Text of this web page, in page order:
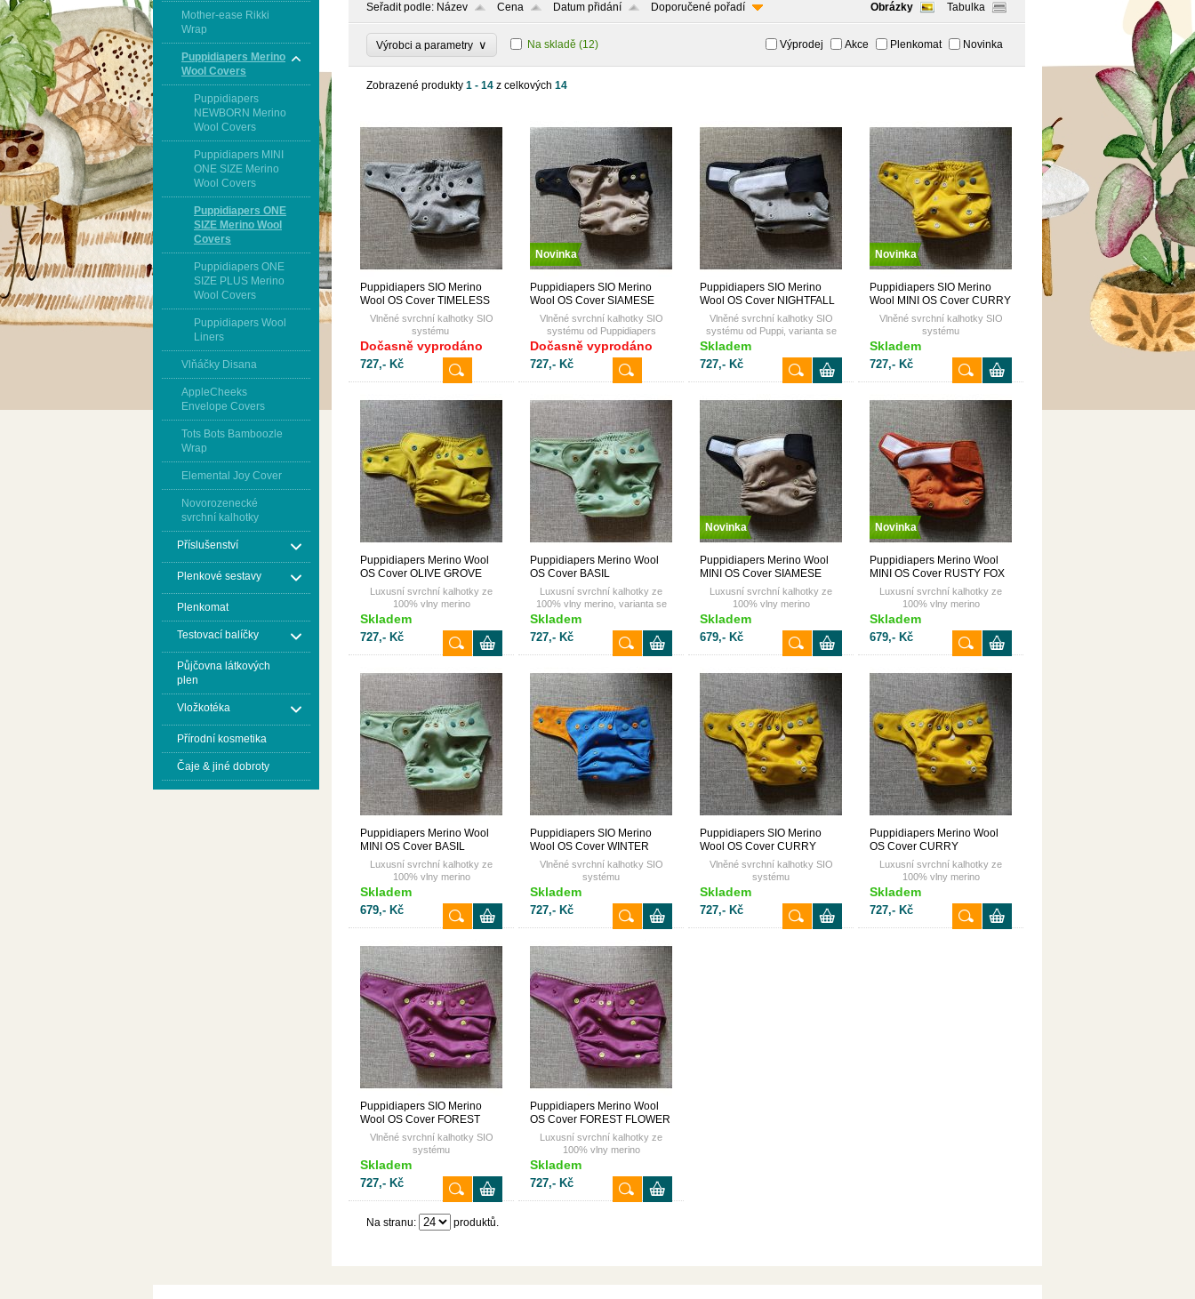
Mother-ease Rikki
Wrap
Puppidiapers Merino
Wool Covers
Puppidiapers
NEWBORN Merino
Wool Covers
Puppidiapers MINI
ONE SIZE Merino
Wool Covers
Puppidiapers ONE
SIZE Merino Wool
Covers
Puppidiapers ONE
SIZE PLUS Merino
Wool Covers
Puppidiapers Wool
Liners
Vlňáčky Disana
AppleCheeks
Envelope Covers
Tots Bots Bamboozle
Wrap
Elemental Joy Cover
Novorozenecké
svrchní kalhotky
Příslušenství
Plenkové sestavy
Plenkomat
Testovací balíčky
Půjčovna látkových
plen
Vložkotéka
Přírodní kosmetika
Čaje & jiné dobroty
Seřadit podle: Název Cena Datum přidání Doporučené pořadí Obrázky Tabulka
Výrobci a parametry ∨ Na skladě (12) Výprodej Akce Plenkomat Novinka
Zobrazené produkty 1 - 14 z celkových 14
Puppidiapers SIO Merino
Wool OS Cover TIMELESS
ELEGANCE
Vlněné svrchní kalhotky SIO
systému
Dočasně vyprodáno
727,- Kč
Novinka
Puppidiapers SIO Merino
Wool OS Cover SIAMESE
BLACK
Vlněné svrchní kalhotky SIO
systému od Puppidiapers
Dočasně vyprodáno
727,- Kč
Puppidiapers SIO Merino
Wool OS Cover NIGHTFALL
suchý zip
Vlněné svrchní kalhotky SIO
systému od Puppi, varianta se
zapínáním na suchý zip
Skladem
727,- Kč
Novinka
Puppidiapers SIO Merino
Wool MINI OS Cover CURRY
Vlněné svrchní kalhotky SIO
systému
Skladem
727,- Kč
Puppidiapers Merino Wool
OS Cover OLIVE GROVE
Luxusní svrchní kalhotky ze
100% vlny merino
Skladem
727,- Kč
Puppidiapers Merino Wool
OS Cover BASIL
Luxusní svrchní kalhotky ze
100% vlny merino, varianta se
zapínáním na suchý zip
Skladem
727,- Kč
Novinka
Puppidiapers Merino Wool
MINI OS Cover SIAMESE
BLACK suchý zip
Luxusní svrchní kalhotky ze
100% vlny merino
Skladem
679,- Kč
Novinka
Puppidiapers Merino Wool
MINI OS Cover RUSTY FOX
suchý zip
Luxusní svrchní kalhotky ze
100% vlny merino
Skladem
679,- Kč
Puppidiapers Merino Wool
MINI OS Cover BASIL
patentky
Luxusní svrchní kalhotky ze
100% vlny merino
Skladem
679,- Kč
Puppidiapers SIO Merino
Wool OS Cover WINTER
HEAT
Vlněné svrchní kalhotky SIO
systému
Skladem
727,- Kč
Puppidiapers SIO Merino
Wool OS Cover CURRY
Vlněné svrchní kalhotky SIO
systému
Skladem
727,- Kč
Puppidiapers Merino Wool
OS Cover CURRY
Luxusní svrchní kalhotky ze
100% vlny merino
Skladem
727,- Kč
Puppidiapers SIO Merino
Wool OS Cover FOREST
FLOWER
Vlněné svrchní kalhotky SIO
systému
Skladem
727,- Kč
Puppidiapers Merino Wool
OS Cover FOREST FLOWER
Luxusní svrchní kalhotky ze
100% vlny merino
Skladem
727,- Kč
Na stranu: produktů.